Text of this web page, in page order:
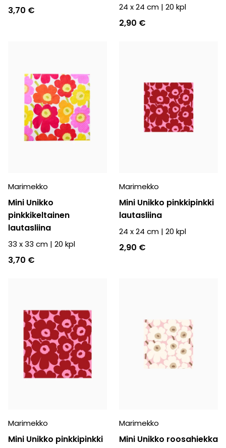
3,70 € 24 x 24 cm | 20 kpl
2,90 €
Marimekko
Mini Unikko
pinkkikeltainen
lautasliina
33 x 33 cm | 20 kpl
3,70 €
Marimekko
Mini Unikko pinkkipinkki
lautasliina
24 x 24 cm | 20 kpl
2,90 €
Marimekko
Mini Unikko pinkkipinkki
Marimekko
Mini Unikko roosahiekka